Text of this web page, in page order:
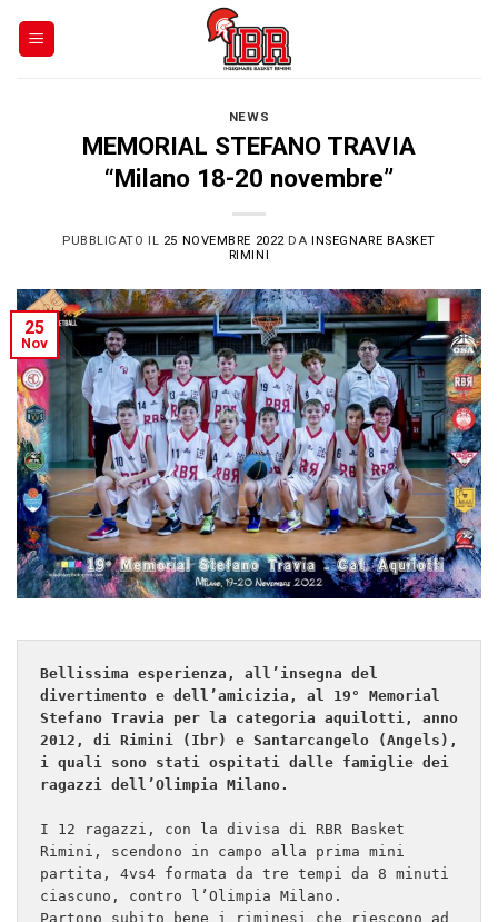
NEWS
MEMORIAL STEFANO TRAVIA
“Milano 18-20 novembre”
PUBBLICATO IL 25 NOVEMBRE 2022 DAINSEGNARE BASKET
RIMINI
25
Nov
Bellissima esperienza, all’insegna del
divertimento e dell’amicizia, al 19° Memorial
Stefano Travia per la categoria aquilotti, anno
2012, di Rimini (Ibr) e Santarcangelo (Angels),
i quali sono stati ospitati dalle famiglie dei
I 12 ragazzi, con la divisa di RBR Basket
Rimini, scendono in campo alla prima mini
partita, 4vs4 formata da tre tempi da 8 minuti
ciascuno, contro l’Olimpia Milano.
Partono subito bene i riminesi che riescono ad